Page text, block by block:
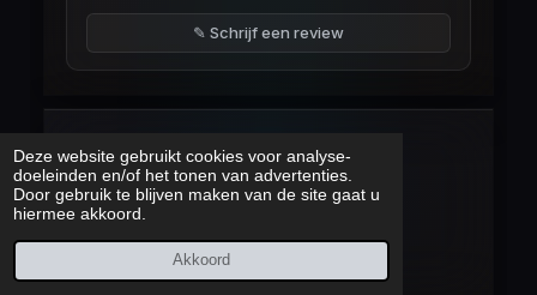
Deze website gebruikt cookies voor analyse-
doeleinden en/of het tonen van advertenties.
Door gebruik te blijven maken van de site gaat u
hiermee akkoord.
Akkoord
✎ Schrijf een review
Home
Artikelen